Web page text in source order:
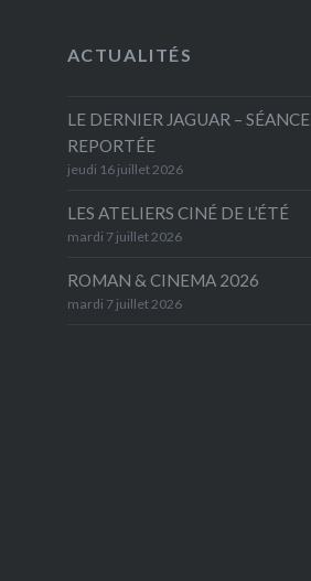
ACTUALITÉS
LE DERNIER JAGUAR – SÉANCE
REPORTÉE
jeudi 16 juillet 2026
LES ATELIERS CINÉ DE L’ÉTÉ
mardi 7 juillet 2026
ROMAN & CINEMA 2026
mardi 7 juillet 2026